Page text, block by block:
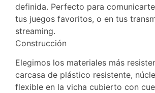
definida. Perfecto para
tus juegos favoritos, o en tus
streaming.
Construcción
Elegimos los materiales más
carcasa de plástico resistente,
flexible en la vicha cubierto con